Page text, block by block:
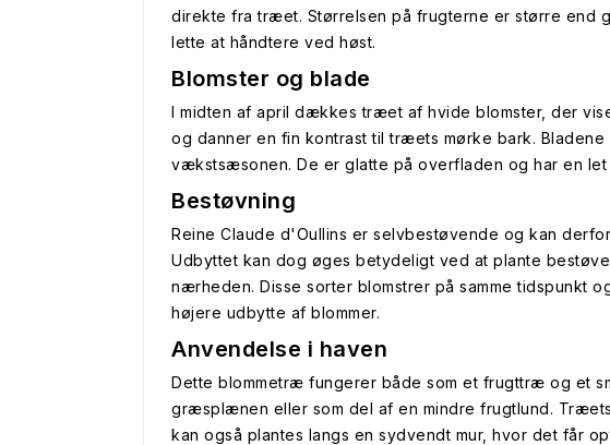
direkte fra træet. Størrelsen på frugterne er større end
lette at håndtere ved høst.
Blomster og blade
I midten af april dækkes træet af hvide blomster, der
og danner en fin kontrast til træets mørke bark.
vækstsæsonen. De er glatte på overfladen og har en let
Bestøvning
Reine Claude d'Oullins er selvbestøvende og kan
Udbyttet kan dog øges betydeligt ved at plante
nærheden. Disse sorter blomstrer på samme tidspunkt
højere udbytte af blommer.
Anvendelse i haven
Dette blommetræ fungerer både som et frugttræ og et
græsplænen eller som del af en mindre frugtlund.
kan også plantes langs en sydvendt mur, hvor det får